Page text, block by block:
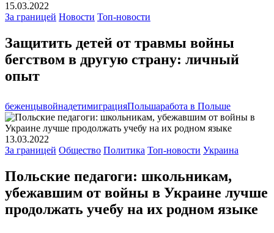
15.03.2022
За границей Новости Топ-новости
Защитить детей от травмы войны
бегством в другую страну: личный
опыт
беженцывойнадетимиграцияПольшаработа в Польше
13.03.2022
За границей Общество Политика Топ-новости Украина
Польские педагоги: школьникам,
убежавшим от войны в Украине лучше
продолжать учебу на их родном языке